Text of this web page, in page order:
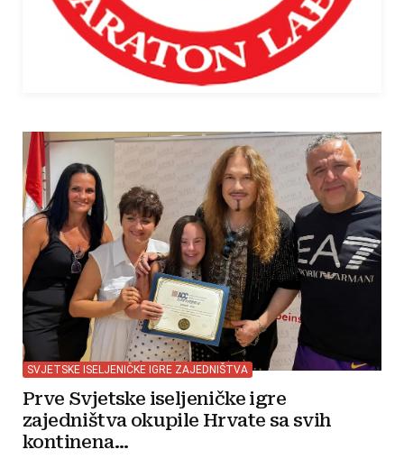
SVJETSKE ISELJENIČKE IGRE ZAJEDNIŠTVA
Prve Svjetske iseljeničke igre
zajedništva okupile Hrvate sa svih
kontinena...